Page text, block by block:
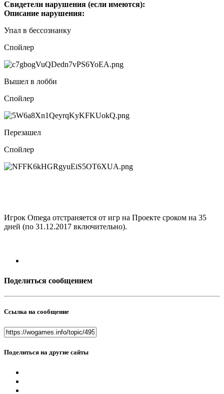
Свидетели нарушения (если имеются):
Описание нарушения:
Упал в бессознанку
Спойлер
Вышел в лобби
Спойлер
Перезашел
Спойлер
Игрок Omega отстраняется от игр на Проекте сроком на 35
дней (по 31.12.2017 включительно).
Поделиться сообщением
Ссылка на сообщение
Поделиться на другие сайты